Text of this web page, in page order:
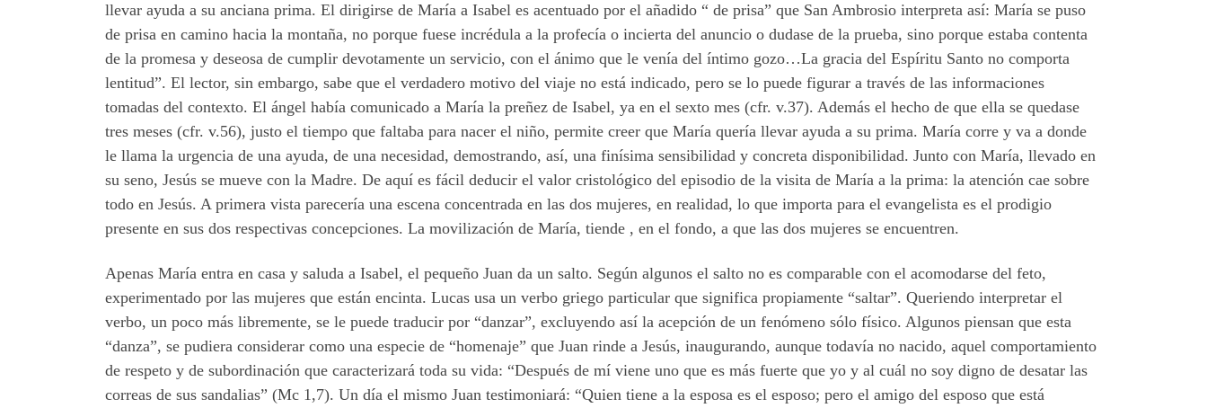
llevar ayuda a su anciana prima. El dirigirse de María a Isabel es acentuado por el añadido “ de prisa” que San Ambrosio interpreta así: María se puso
de prisa en camino hacia la montaña, no porque fuese incrédula a la profecía o incierta del anuncio o dudase de la prueba, sino porque estaba contenta
de la promesa y deseosa de cumplir devotamente un servicio, con el ánimo que le venía del íntimo gozo…La gracia del Espíritu Santo no comporta
lentitud”. El lector, sin embargo, sabe que el verdadero motivo del viaje no está indicado, pero se lo puede figurar a través de las informaciones
tomadas del contexto. El ángel había comunicado a María la preñez de Isabel, ya en el sexto mes (cfr. v.37). Además el hecho de que ella se quedase
tres meses (cfr. v.56), justo el tiempo que faltaba para nacer el niño, permite creer que María quería llevar ayuda a su prima. María corre y va a donde
le llama la urgencia de una ayuda, de una necesidad, demostrando, así, una finísima sensibilidad y concreta disponibilidad. Junto con María, llevado en
su seno, Jesús se mueve con la Madre. De aquí es fácil deducir el valor cristológico del episodio de la visita de María a la prima: la atención cae sobre
todo en Jesús. A primera vista parecería una escena concentrada en las dos mujeres, en realidad, lo que importa para el evangelista es el prodigio
presente en sus dos respectivas concepciones. La movilización de María, tiende , en el fondo, a que las dos mujeres se encuentren.
Apenas María entra en casa y saluda a Isabel, el pequeño Juan da un salto. Según algunos el salto no es comparable con el acomodarse del feto,
experimentado por las mujeres que están encinta. Lucas usa un verbo griego particular que significa propiamente “saltar”. Queriendo interpretar el
verbo, un poco más libremente, se le puede traducir por “danzar”, excluyendo así la acepción de un fenómeno sólo físico. Algunos piensan que esta
“danza”, se pudiera considerar como una especie de “homenaje” que Juan rinde a Jesús, inaugurando, aunque todavía no nacido, aquel comportamiento
de respeto y de subordinación que caracterizará toda su vida: “Después de mí viene uno que es más fuerte que yo y al cuál no soy digno de desatar las
correas de sus sandalias” (Mc 1,7). Un día el mismo Juan testimoniará: “Quien tiene a la esposa es el esposo; pero el amigo del esposo que está